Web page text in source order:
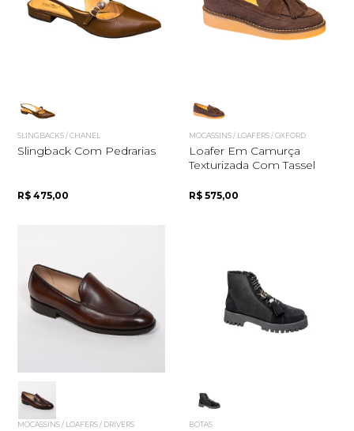
Quero me cadastrar
SLINGBACKS / CHANEL
Slingback Com Pedrarias
R$ 475,00
MOCASSINS / LOAFERS / OXFORD
Loafer Em Camurça
Texturizada Com Tassel
R$ 575,00
MOCASSINS / LOAFERS / DRIVERS BOTAS